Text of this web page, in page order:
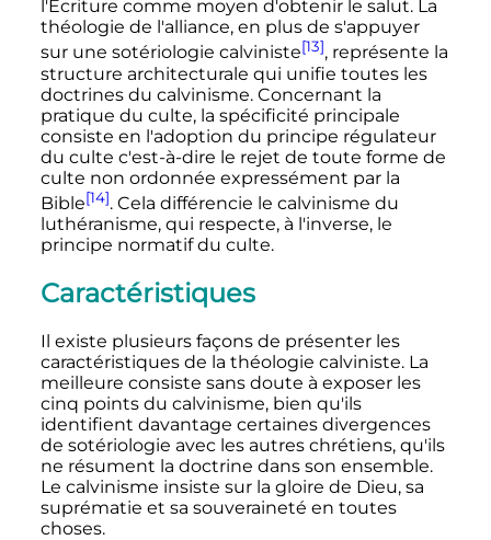
l'Écriture comme moyen d'obtenir le salut. La
théologie de l'alliance, en plus de s'appuyer
sur une sotériologie calviniste[13], représente la
structure architecturale qui unifie toutes les
doctrines du calvinisme. Concernant la
pratique du culte, la spécificité principale
consiste en l'adoption du principe régulateur
du culte c'est-à-dire le rejet de toute forme de
culte non ordonnée expressément par la
Bible[14]. Cela différencie le calvinisme du
luthéranisme, qui respecte, à l'inverse, le
principe normatif du culte.
Caractéristiques
Il existe plusieurs façons de présenter les
caractéristiques de la théologie calviniste. La
meilleure consiste sans doute à exposer les
cinq points du calvinisme, bien qu'ils
identifient davantage certaines divergences
de sotériologie avec les autres chrétiens, qu'ils
ne résument la doctrine dans son ensemble.
Le calvinisme insiste sur la gloire de Dieu, sa
suprématie et sa souveraineté en toutes
choses.